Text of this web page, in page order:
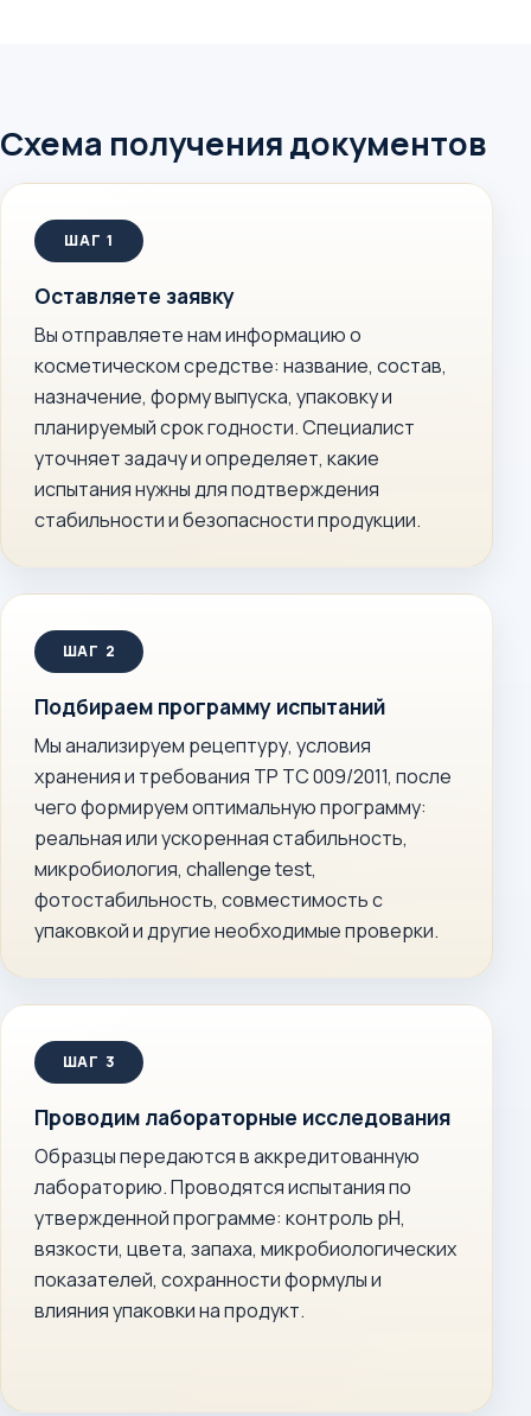
Схема получения документов
Оставляете заявку
Вы отправляете нам информацию о
косметическом средстве: название, состав,
назначение, форму выпуска, упаковку и
планируемый срок годности. Специалист
уточняет задачу и определяет, какие
испытания нужны для подтверждения
стабильности и безопасности продукции.
Подбираем программу испытаний
Мы анализируем рецептуру, условия
хранения и требования ТР ТС 009/2011, после
чего формируем оптимальную программу:
реальная или ускоренная стабильность,
микробиология, challenge test,
фотостабильность, совместимость с
упаковкой и другие необходимые проверки.
Проводим лабораторные исследования
Образцы передаются в аккредитованную
лабораторию. Проводятся испытания по
утвержденной программе: контроль pH,
вязкости, цвета, запаха, микробиологических
показателей, сохранности формулы и
влияния упаковки на продукт.